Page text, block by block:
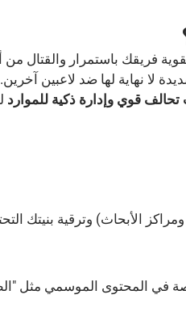
فريقك باستمرار
لا نهاية لها ضد لاعبين
قوي وإدارة ذكية للموارد
الأبحاث) وترقية بنيتك
في المحتوى الموسمي مثل